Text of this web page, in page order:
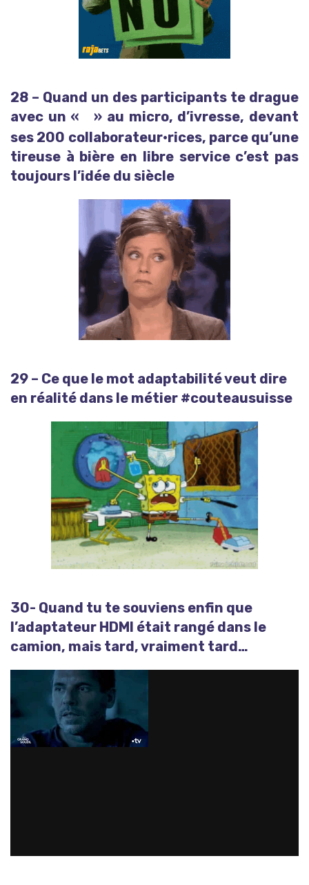
28 – Quand un des participants te drague
avec un «
» au micro, d’ivresse, devant
ses 200 collaborateur·rices, parce qu’une
tireuse à bière en libre service c’est pas
toujours l’idée du siècle
29 – Ce que le mot adaptabilité veut dire
en réalité dans le métier #couteausuisse
30- Quand tu te souviens enfin que
l’adaptateur HDMI était rangé dans le
camion, mais tard, vraiment tard…